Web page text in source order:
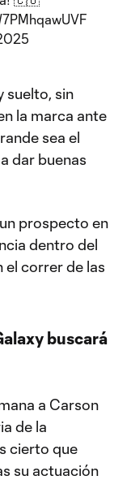
suelto, sin
la marca ante
sea el
dar buenas
prospecto en
dentro del
el correr de las
buscará
a Carson
de la
cierto que
su actuación